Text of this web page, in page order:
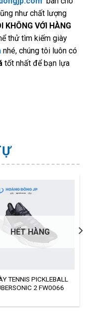
như chất lượng
KHÔNG VỚI HÀNG
thử tìm kiếm giày
nhé, chúng tôi luôn có
tốt nhất để bạn lựa
HẾT HÀNG
TENNIS PICKLEBALL
2 FW0066